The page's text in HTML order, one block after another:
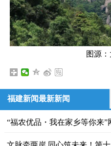
图源
福建新闻最新新闻
“福农优品・我在家乡等你来”